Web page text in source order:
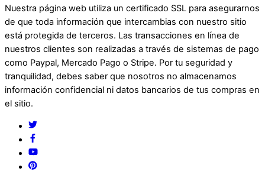
Nuestra página web utiliza un certificado SSL para asegurarnos
de que toda información que intercambias con nuestro sitio
está protegida de terceros. Las transacciones en línea de
nuestros clientes son realizadas a través de sistemas de pago
como Paypal, Mercado Pago o Stripe. Por tu seguridad y
tranquilidad, debes saber que nosotros no almacenamos
información confidencial ni datos bancarios de tus compras en
el sitio.
Twitter
YouTube
Pinterest